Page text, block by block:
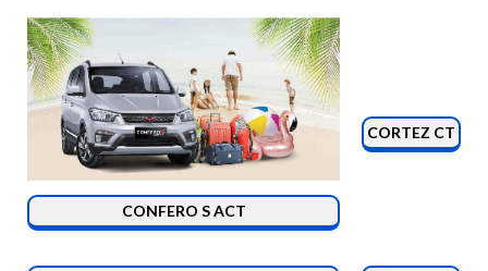
CONFERO S ACT
CORTEZ CT